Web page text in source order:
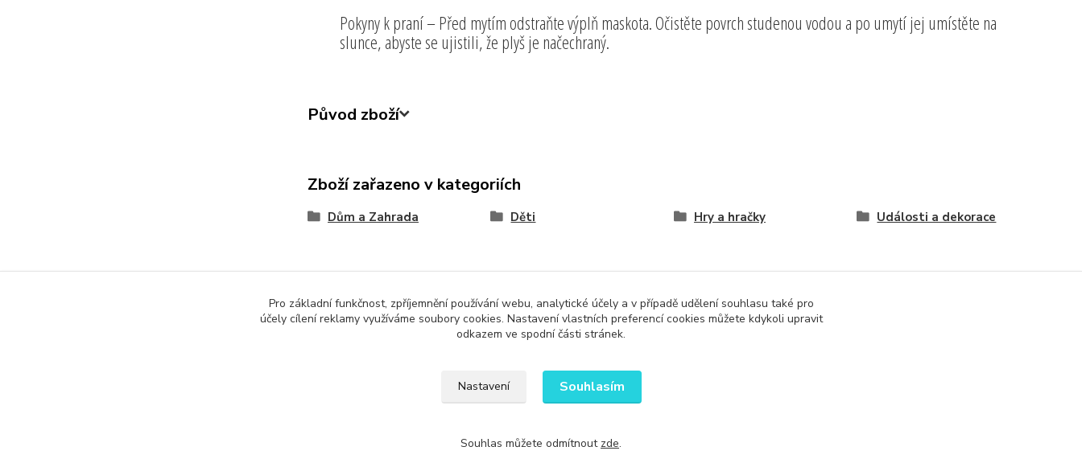
Pokyny k praní – Před mytím odstraňte výplň maskota. Očistěte povrch studenou vodou a po umytí jej umístěte na
slunce, abyste se ujistili, že plyš je načechraný.
Původ zboží
Zboží zařazeno v kategoriích
Dům a Zahrada Děti Hry a hračky Události a dekorace
Upravit sběr cookies.
Pro základní funkčnost, zpříjemnění používání webu, analytické účely a v případě udělení souhlasu také pro
účely cílení reklamy využíváme soubory cookies. Nastavení vlastních preferencí cookies můžete kdykoli upravit
odkazem ve spodní části stránek.
Nastavení Souhlasím
Souhlas můžete odmítnout zde.